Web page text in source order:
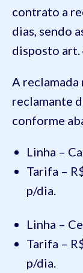
contrato a
dias, sendo
disposto art.
A reclamada
reclamante
conforme
Linha –
Tarifa –
p/dia.
Linha –
Tarifa –
p/dia.